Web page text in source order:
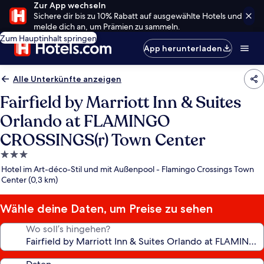
Zur App wechseln
Sichere dir bis zu 10% Rabatt auf ausgewählte Hotels und
melde dich an, um Prämien zu sammeln.
Zum Hauptinhalt springen
App herunterladen
Alle Unterkünfte anzeigen
Fairfield by Marriott Inn & Suites
Orlando at FLAMINGO
CROSSINGS(r) Town Center
3.0-
Sterne-
Unterkunft
Hotel im Art-déco-Stil und mit Außenpool - Flamingo Crossings Town
Center (0,3 km)
Wähle deine Daten, um Preise zu sehen
Wo soll’s hingehen?